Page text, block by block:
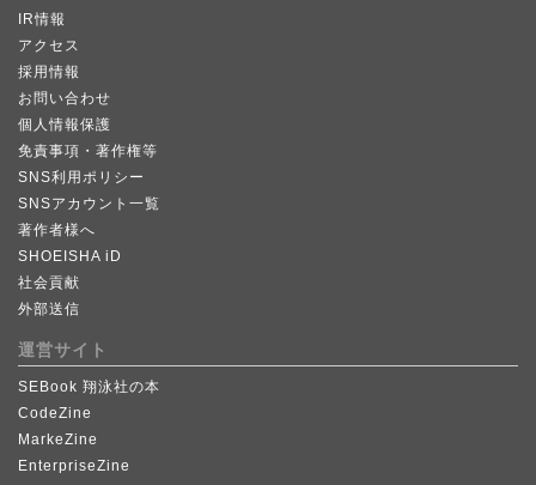
IR情報
アクセス
採用情報
お問い合わせ
個人情報保護
免責事項・著作権等
SNS利用ポリシー
SNSアカウント一覧
著作者様へ
SHOEISHA iD
社会貢献
外部送信
運営サイト
SEBook 翔泳社の本
CodeZine
MarkeZine
EnterpriseZine